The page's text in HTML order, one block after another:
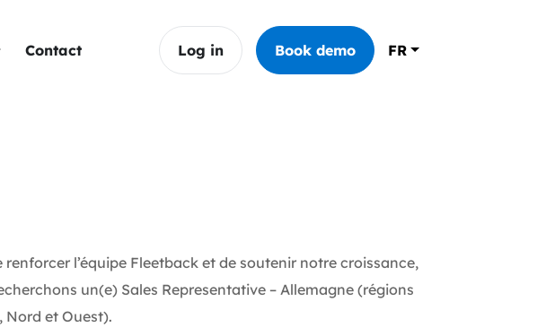
Contact Log in Book demo FR
renforcer l’équipe Fleetback et de soutenir notre croissance,
un(e) Sales Representative – Allemagne (régions
Nord et Ouest).